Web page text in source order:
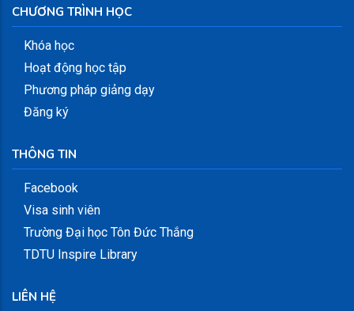
CHƯƠNG TRÌNH HỌC
Khóa học
Hoạt động học tập
Phương pháp giảng dạy
Đăng ký
THÔNG TIN
Facebook
Visa sinh viên
Trường Đại học Tôn Đức Thắng
TDTU Inspire Library
LIÊN HỆ